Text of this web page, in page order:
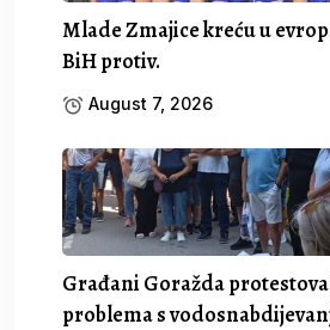
Mlade Zmajice kreću u
BiH protiv.
August 7, 2026
Građani Goražda
problema s